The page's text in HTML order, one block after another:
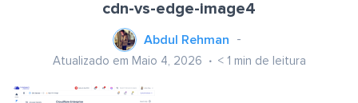
cdn-vs-edge-image4
Abdul Rehman
Atualizado em Maio 4, 2026 < 1 min de leitura